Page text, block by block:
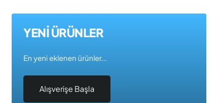
YENİ ÜRÜNLER
En yeni eklenen ürünler...
Alışverişe Başla